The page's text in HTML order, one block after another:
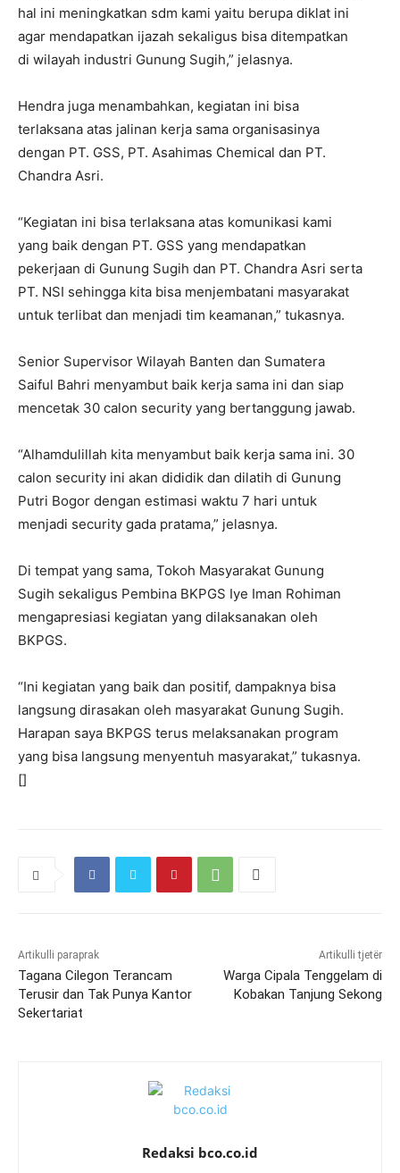
hal ini meningkatkan sdm kami yaitu berupa diklat ini
agar mendapatkan ijazah sekaligus bisa ditempatkan
di wilayah industri Gunung Sugih,” jelasnya.
Hendra juga menambahkan, kegiatan ini bisa
terlaksana atas jalinan kerja sama organisasinya
dengan PT. GSS, PT. Asahimas Chemical dan PT.
Chandra Asri.
“Kegiatan ini bisa terlaksana atas komunikasi kami
yang baik dengan PT. GSS yang mendapatkan
pekerjaan di Gunung Sugih dan PT. Chandra Asri serta
PT. NSI sehingga kita bisa menjembatani masyarakat
untuk terlibat dan menjadi tim keamanan,” tukasnya.
Senior Supervisor Wilayah Banten dan Sumatera
Saiful Bahri menyambut baik kerja sama ini dan siap
mencetak 30 calon security yang bertanggung jawab.
“Alhamdulillah kita menyambut baik kerja sama ini. 30
calon security ini akan dididik dan dilatih di Gunung
Putri Bogor dengan estimasi waktu 7 hari untuk
menjadi security gada pratama,” jelasnya.
Di tempat yang sama, Tokoh Masyarakat Gunung
Sugih sekaligus Pembina BKPGS Iye Iman Rohiman
mengapresiasi kegiatan yang dilaksanakan oleh
BKPGS.
“Ini kegiatan yang baik dan positif, dampaknya bisa
langsung dirasakan oleh masyarakat Gunung Sugih.
Harapan saya BKPGS terus melaksanakan program
yang bisa langsung menyentuh masyarakat,” tukasnya.
[]
Artikulli paraprak
Tagana Cilegon Terancam
Terusir dan Tak Punya Kantor
Sekertariat
Artikulli tjetër
Warga Cipala Tenggelam di
Kobakan Tanjung Sekong
Redaksi bco.co.id